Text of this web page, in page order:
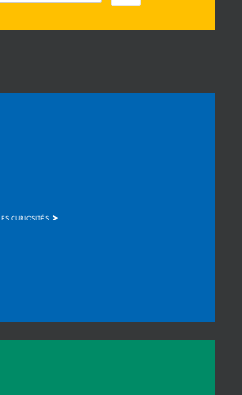
CURIOSITÉS >